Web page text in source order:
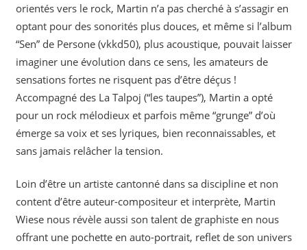
orientés vers le rock, Martin n’a pas cherché à s’assagir en
optant pour des sonorités plus douces, et même si l’album
“Sen” de Persone (vkkd50), plus acoustique, pouvait laisser
imaginer une évolution dans ce sens, les amateurs de
sensations fortes ne risquent pas d’être déçus !
Accompagné des La Talpoj (“les taupes”), Martin a opté
pour un rock mélodieux et parfois même “grunge” d’où
émerge sa voix et ses lyriques, bien reconnaissables, et
sans jamais relâcher la tension.
Loin d’être un artiste cantonné dans sa discipline et non
content d’être auteur-compositeur et interprète, Martin
Wiese nous révèle aussi son talent de graphiste en nous
offrant une pochette en auto-portrait, reflet de son univers